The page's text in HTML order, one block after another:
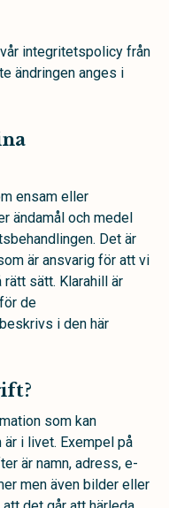
integritetspolicy från
ändringen anges i
ensam eller
ändamål och medel
Det är
är ansvarig för att vi
sätt. Klarahill är
de
i den här
som kan
i livet. Exempel på
är namn, adress, e-
men även bilder eller